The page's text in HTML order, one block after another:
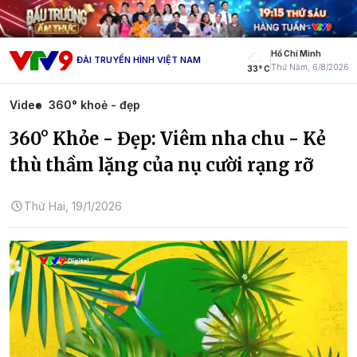
ĐÀI TRUYỀN HÌNH VIỆT NAM
33° C
Hồ Chí Minh
Thứ Năm, 6/8/2026
Video 360° khoẻ - đẹp
360° Khỏe - Đẹp: Viêm nha chu - Kẻ
thù thầm lặng của nụ cười rạng rỡ
Thứ Hai, 19/1/2026